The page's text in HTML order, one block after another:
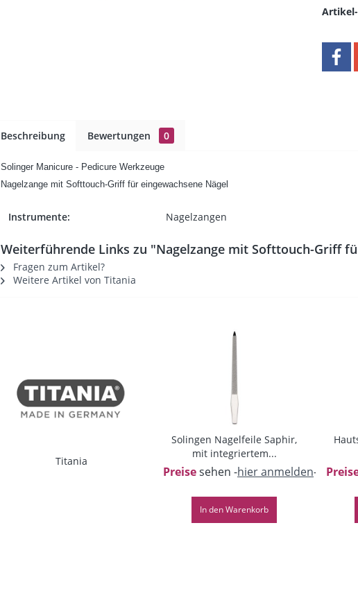
Beschreibung Bewertungen 0
Solinger Manicure - Pedicure Werkzeuge
Nagelzange mit Softtouch-Griff für eingewachsene Nägel
Instrumente: Nagelzangen
Weiterführende Links zu "Nagelzange mit Softtouch-Griff
Fragen zum Artikel?
Weitere Artikel von Titania
Titania
Solingen Nagelfeile Saphir,
mit integriertem...
Preisesehen -hier anmelden-
In denWarenkorb